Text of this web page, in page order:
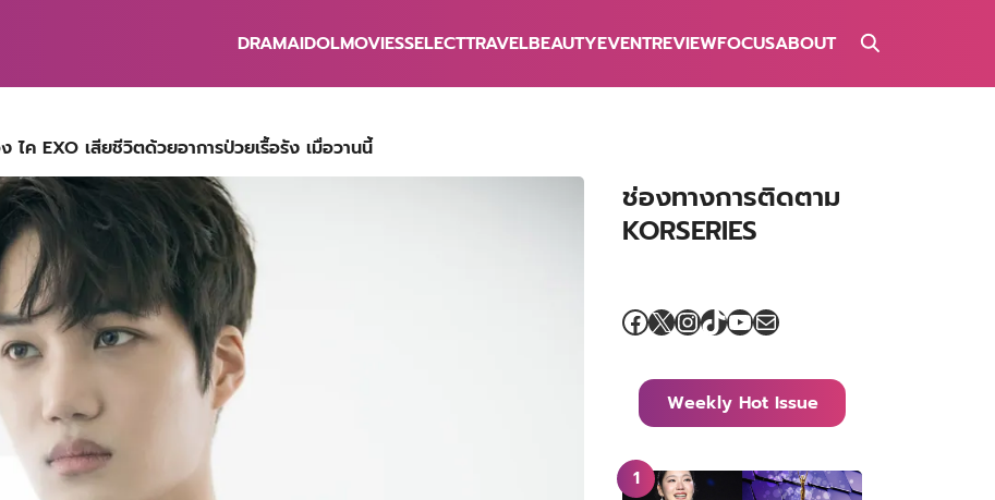
DRAMAIDOLMOVIESSELECTTRAVELBEAUTYEVENTREVIEWFOCUSABOUT
ค​ EXO เสียชีวิตด้วยอาการป่วยเรื้อรัง เมื่อวานนี้
ช่องทางการติดตาม
KORSERIES
Facebook
X Instagram
TikTok
YouTube
Mail
Weekly Hot Issue